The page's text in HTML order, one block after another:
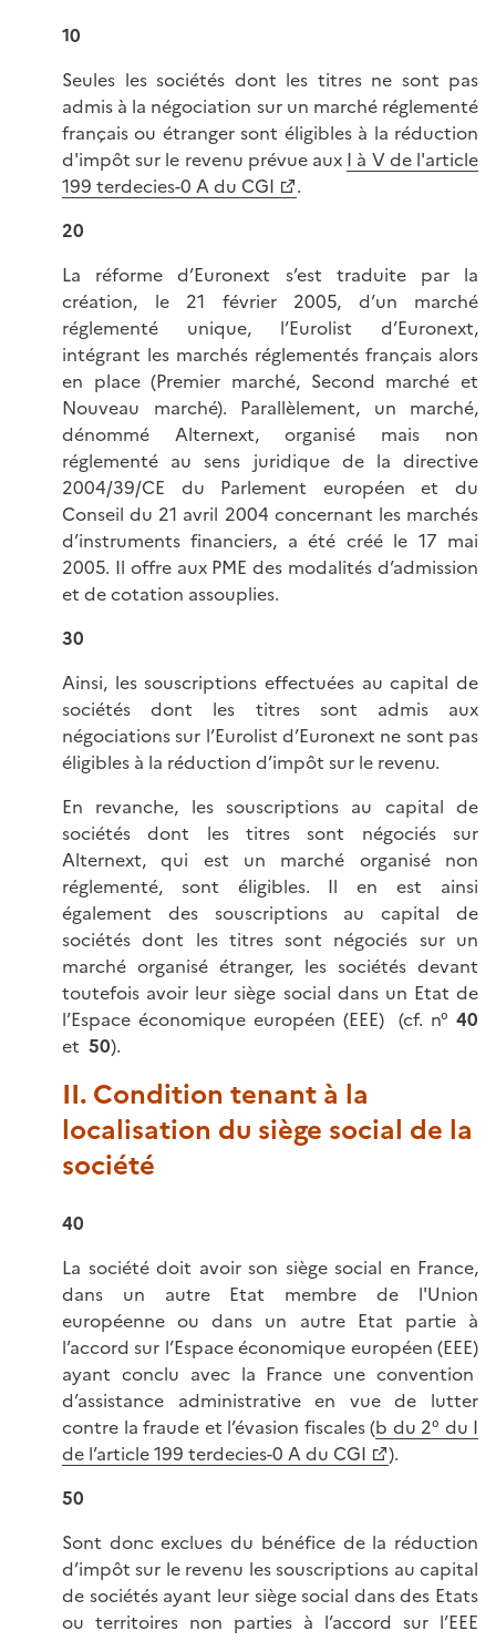
10
Seules les sociétés dont les titres ne sont pas
admis à la négociation sur un marché réglementé
français ou étranger sont éligibles à la réduction
d'impôt sur le revenu prévue aux I à V de l'article
199 terdecies-0 A du CGI
.
20
La réforme d’Euronext s’est traduite par la
création, le 21 février 2005, d’un marché
réglementé unique, l’Eurolist d’Euronext,
intégrant les marchés réglementés français alors
en place (Premier marché, Second marché et
Nouveau marché). Parallèlement, un marché,
dénommé Alternext, organisé mais non
réglementé au sens juridique de la directive
2004/39/CE du Parlement européen et du
Conseil du 21 avril 2004 concernant les marchés
d’instruments financiers, a été créé le 17 mai
2005. Il offre aux PME des modalités d’admission
et de cotation assouplies.
30
Ainsi, les souscriptions effectuées au capital de
sociétés dont les titres sont admis aux
négociations sur l’Eurolist d’Euronext ne sont pas
éligibles à la réduction d’impôt sur le revenu.
En revanche, les souscriptions au capital de
sociétés dont les titres sont négociés sur
Alternext, qui est un marché organisé non
réglementé, sont éligibles. Il en est ainsi
également des souscriptions au capital de
sociétés dont les titres sont négociés sur un
marché organisé étranger, les sociétés devant
toutefois avoir leur siège social dans un Etat de
l’Espace économique européen (EEE) (cf. n° 40
et 50).
II. Condition tenant à la
localisation du siège social de la
société
40
La société doit avoir son siège social en France,
dans un autre Etat membre de l'Union
européenne ou dans un autre Etat partie à
l’accord sur l’Espace économique européen (EEE)
ayant conclu avec la France une convention
d’assistance administrative en vue de lutter
contre la fraude et l’évasion fiscales (b du 2° du I
de l’article 199 terdecies-0 A du CGI
).
50
Sont donc exclues du bénéfice de la réduction
d’impôt sur le revenu les souscriptions au capital
de sociétés ayant leur siège social dans des Etats
ou territoires non parties à l’accord sur l’EEE